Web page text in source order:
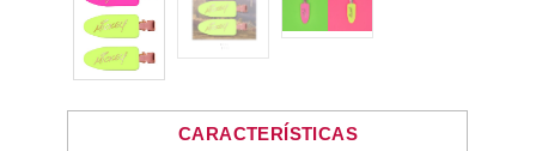
CARACTERÍSTICAS